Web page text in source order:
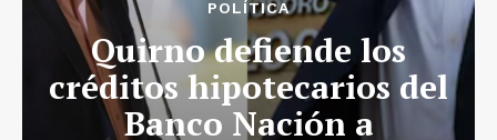
POLÍTICA
Quirno defiende los
créditos hipotecarios del
Banco Nación a